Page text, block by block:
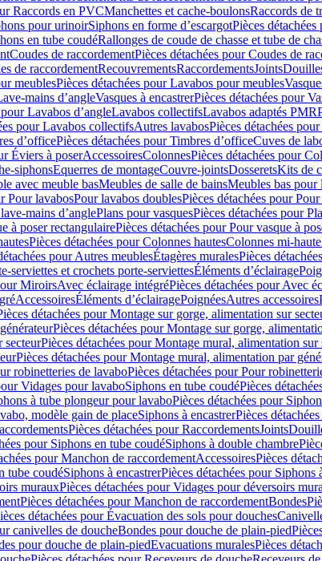
Raccords en PVCManchettes et cache-boulonsRaccords de
pour urinoirSiphons en forme d’escargotPièces
en tube coudéRallonges de coude de chasse et tube de
Coudes de raccordementPièces détachées pour Coudes de
de raccordementRecouvrementsRaccordementsJoints
meublesPièces détachées pour Lavabos pour meubles
mains d’angleVasques à encastrerPièces détachées pour
Lavabos d’angleLavabos collectifsLavabos adaptés PMR
pour Lavabos collectifsAutres lavabosPièces détachées
dʼofficePièces détachées pour Timbres dʼofficeCuves de
Éviers à poserAccessoiresColonnesPièces détachées pour
siphonsEquerres de montageCouvre-jointsDosseretsKits de
avec meuble basMeubles de salle de bainsMeubles bas pour
Pour lavabosPour lavabos doublesPièces détachées pour
mains d’anglePlans pour vasquesPièces détachées pour
à poser rectangulairePièces détachées pour Pour vasque à
Pièces détachées pour Colonnes hautesColonnes mi-haute
pour Autres meublesÉtagères muralesPièces
serviettes et crochets porte-serviettesÉléments d’éclairage
MiroirsAvec éclairage intégréPièces détachées pour Avec
AccessoiresÉléments d’éclairagePoignéesAutres accessoires
détachées pour Montage sur gorge, alimentation sur
Pièces détachées pour Montage sur gorge,
secteurPièces détachées pour Montage mural, alimentation sur
Pièces détachées pour Montage mural, alimentation par
robinetteries de lavaboPièces détachées pour Pour
Vidages pour lavaboSiphons en tube coudéPièces
à tube plongeur pour lavaboPièces détachées pour
modèle gain de placeSiphons à encastrerPièces
Pièces détachées pour RaccordementsJoints
pour Siphons en tube coudéSiphons à double chambre
pour Manchon de raccordementAccessoiresPièces
tube coudéSiphons à encastrerPièces détachées pour Siphons
murauxPièces détachées pour Vidages pour déversoirs
Pièces détachées pour Manchon de raccordementBondes
détachées pour Évacuation des sols pour douches
canivelles de doucheBondes pour douche de plain-pied
pour douche de plain-piedEvacuations muralesPièces